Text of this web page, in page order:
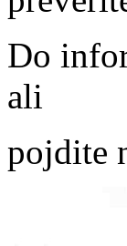
Do
ali
pojdite